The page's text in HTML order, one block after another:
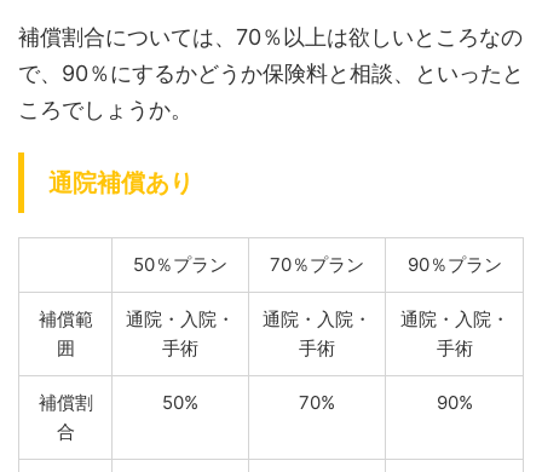
補償割合については、70％以上は欲しいところなの
で、90％にするかどうか保険料と相談、といったと
ころでしょうか。
通院補償あり
50％プラン 70％プラン 90％プラン
補償範
囲
通院・入院・
手術
通院・入院・
手術
通院・入院・
手術
補償割
合
50% 70% 90%